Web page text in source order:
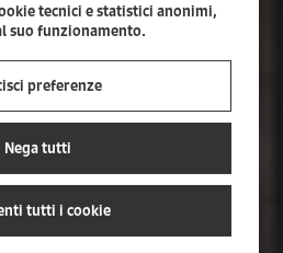
tradizione,
qualità e
dei prodotti:
voi, sulla
Noi lo
passione.
tecnici e statistici anonimi,
suo funzionamento.
preferenze
Nega tutti
tutti i cookie